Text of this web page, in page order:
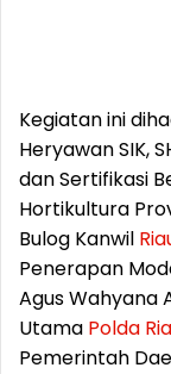
Kegiatan ini
Heryawan SIK,
dan Sertifikasi
Hortikultura
Bulog Kanwil
Penerapan
Agus Wahyana
Utama Polda
Pemerintah